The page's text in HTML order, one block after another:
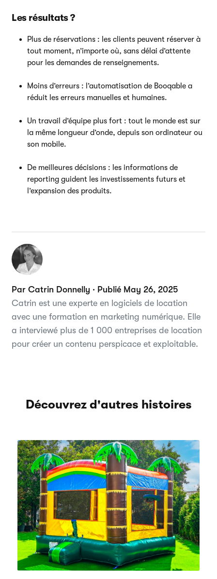
Les résultats ?
Plus de réservations : les clients peuvent réserver à
tout moment, n’importe où, sans délai d’attente
pour les demandes de renseignements.
Moins d’erreurs : l’automatisation de Booqable a
réduit les erreurs manuelles et humaines.
Un travail d’équipe plus fort : tout le monde est sur
la même longueur d’onde, depuis son ordinateur ou
son mobile.
De meilleures décisions : les informations de
reporting guident les investissements futurs et
l’expansion des produits.
Par Catrin Donnelly · Publié May 26, 2025
Catrin est une experte en logiciels de location
avec une formation en marketing numérique. Elle
a interviewé plus de 1 000 entreprises de location
pour créer un contenu perspicace et exploitable.
Découvrez d'autres histoires